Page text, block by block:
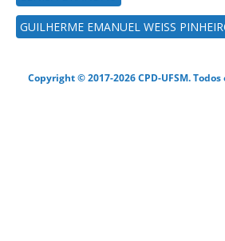
GUILHERME EMANUEL WEISS
Copyright © 2017-2026 CPD-UFSM.